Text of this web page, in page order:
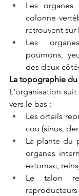
Les organes
colonne
retrouvent
Les
poumons,
des deux
La topographie
L'organisation
vers le bas :
Les orteils
cou (sinus,
La plante du
organes
estomac,
Le talon